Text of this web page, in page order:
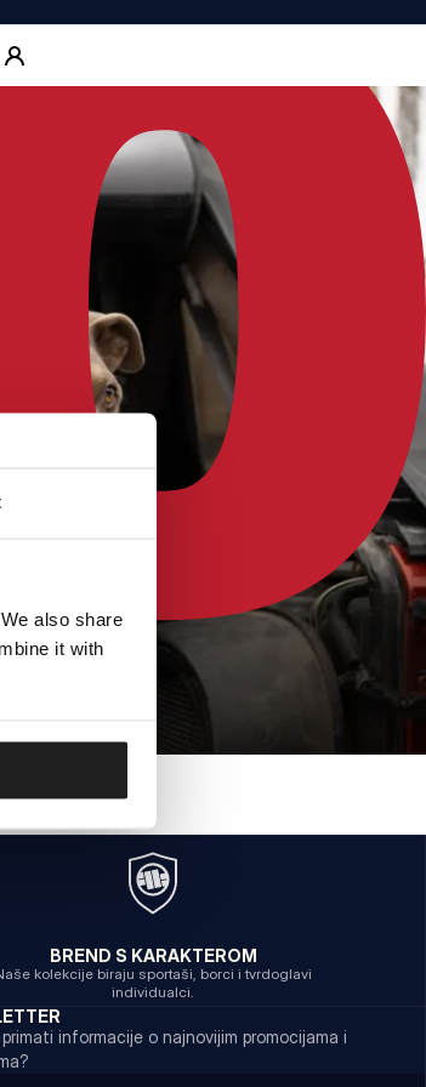
also share
it with
BREND S KARAKTEROM
kolekcije biraju sportaši, borci i tvrdoglavi
individualci.
informacije o najnovijim promocijama i